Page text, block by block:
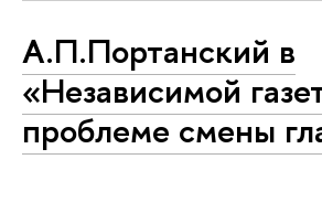
А.П.Портанский в
«Независимой
проблеме смены